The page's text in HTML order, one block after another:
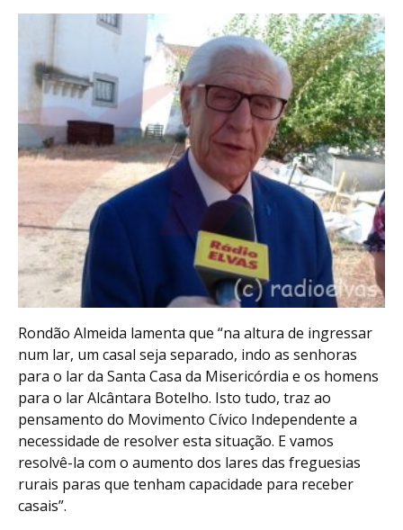
Rondão Almeida lamenta que “na altura de ingressar
num lar, um casal seja separado, indo as senhoras
para o lar da Santa Casa da Misericórdia e os homens
para o lar Alcântara Botelho. Isto tudo, traz ao
pensamento do Movimento Cívico Independente a
necessidade de resolver esta situação. E vamos
resolvê-la com o aumento dos lares das freguesias
rurais paras que tenham capacidade para receber
casais”.